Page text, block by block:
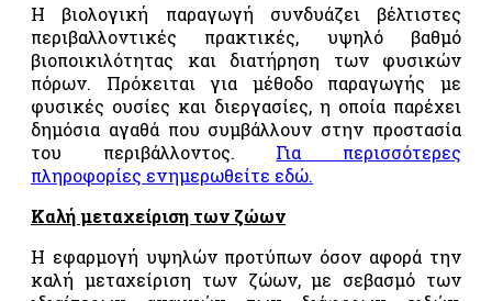
Σύστημα
περιβαλλοντικής
διαχείρισης
«ISO14001»
Συστήματα
διαχείρισης
της
υγείας
και της
ασφάλειας
στην
εργασία
«ISO
Η βιολογική παραγωγή συνδυάζει βέλτιστες
περιβαλλοντικές πρακτικές, υψηλό βαθμό
βιοποικιλότητας και διατήρηση των φυσικών
πόρων. Πρόκειται για μέθοδο παραγωγής με
φυσικές ουσίες και διεργασίες, η οποία παρέχει
δημόσια αγαθά που συμβάλλουν στην προστασία
του περιβάλλοντος. Για περισσότερες
πληροφορίες ενημερωθείτε εδώ.
Καλή μεταχείριση των ζώων
Η εφαρμογή υψηλών προτύπων όσον αφορά την
καλή μεταχείριση των ζώων, με σεβασμό των